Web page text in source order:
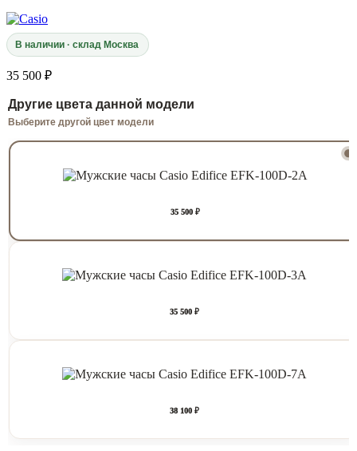
В наличии · склад Москва
35 500 ₽
Другие цвета данной модели
Выберите другой цвет модели
35 500 ₽
35 500 ₽
38 100 ₽